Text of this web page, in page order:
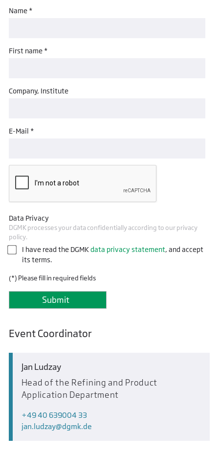
Name *
First name *
Company, Institute
E-Mail *
Data Privacy
DGMK processes your data confidentially according to our privacy
policy.
I have read the DGMKdata privacy statement, and accept
its terms.
(*) Please fill in required fields
Event Coordinator
Jan Ludzay
Head of the Refining and Product
Application Department
+49 40 639004 33
jan.ludzay
dgmk.de